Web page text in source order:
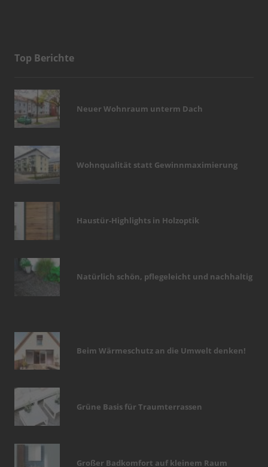
Top Berichte
Neuer Wohnraum unterm Dach
Wohnqualität statt Gewinnmaximierung
Haustür-Highlights in Holzoptik
Natürlich schön, pflegeleicht und nachhaltig
Beim Wärmeschutz an die Umwelt denken!
Grüne Basis für Traumterrassen
Großer Badkomfort auf kleinem Raum